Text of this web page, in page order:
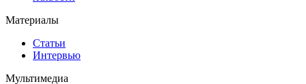
Материалы
Статьи
Интервью
Мультимедиа